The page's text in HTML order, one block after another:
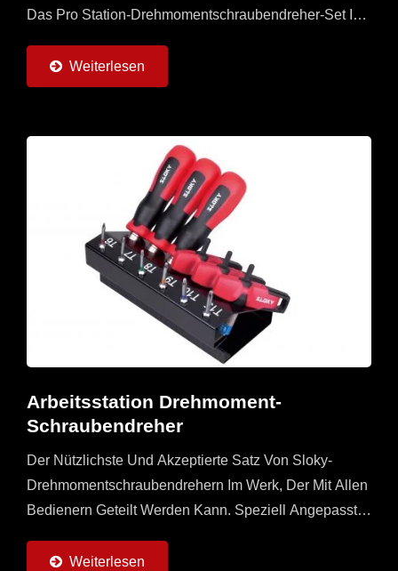
Das Pro Station-Drehmomentschraubendreher-Set Ist
Drehmomentadaptern...
Weiterlesen
Arbeitsstation Drehmoment-
Schraubendreher
Der Nützlichste Und Akzeptierte Satz Von Sloky-
Drehmomentschraubendrehern Im Werk, Der Mit Allen
Bedienern Geteilt Werden Kann. Speziell Angepasster
Drehmomentschraubendrehern...
Weiterlesen